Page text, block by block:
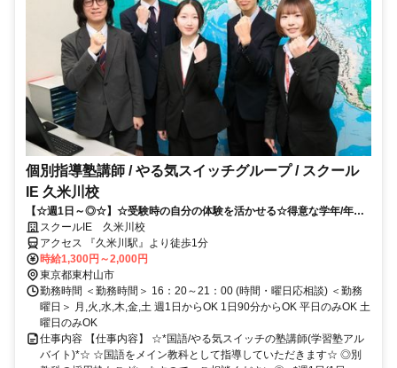
個別指導塾講師 / やる気スイッチグループ / スクール
IE 久米川校
【☆週1日～◎☆】☆受験時の自分の体験を活かせる☆得意な学年/年次
のみ指導可能！！
スクールIE 久米川校
アクセス 『久米川駅』より徒歩1分
時給1,300円～2,000円
東京都東村山市
勤務時間 ＜勤務時間＞ 16：20～21：00 (時間・曜日応相談) ＜勤務
曜日＞ 月,火,水,木,金,土 週1日からOK 1日90分からOK 平日のみOK 土
曜日のみOK
仕事内容 【仕事内容】 ☆*国語/やる気スイッチの塾講師(学習塾アル
バイト)*☆ ☆国語をメイン教科として指導していただきます☆ ◎別